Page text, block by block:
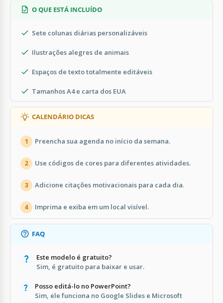
O QUE ESTÁ INCLUÍDO
Sete colunas diárias personalizáveis
Ilustrações alegres de animais
Espaços de texto totalmente editáveis
Tamanhos A4 e carta dos EUA
CALENDÁRIO DICAS
1 Preencha sua agenda no início da semana.
2 Use códigos de cores para diferentes atividades.
3 Adicione citações motivacionais para cada dia.
4 Imprima e exiba em um local visível.
FAQ
Este modelo é gratuito?
Sim, é gratuito para baixar e usar.
Posso editá-lo no PowerPoint?
Sim, ele funciona no Google Slides e Microsoft